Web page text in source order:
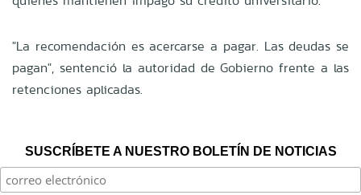
"La recomendación es acercarse a pagar. Las deudas se
pagan", sentenció la autoridad de Gobierno frente a las
retenciones aplicadas.
SUSCRÍBETE A NUESTRO BOLETÍN DE NOTICIAS